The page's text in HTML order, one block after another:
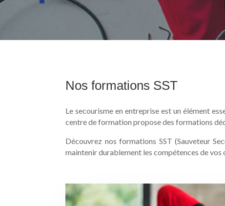
Nos formations SST
Le secourisme en entreprise est un élément
centre de formation propose des formations
Découvrez nos formations SST (Sauveteur
maintenir durablement les compétences de vos